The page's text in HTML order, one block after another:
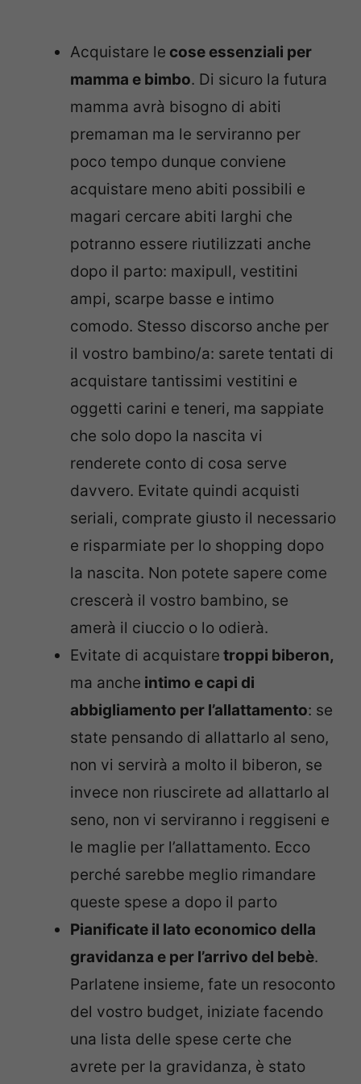
Acquistare le cose essenziali per
mamma e bimbo. Di sicuro la futura
mamma avrà bisogno di abiti
premaman ma le serviranno per
poco tempo dunque conviene
acquistare meno abiti possibili e
magari cercare abiti larghi che
potranno essere riutilizzati anche
dopo il parto: maxipull, vestitini
ampi, scarpe basse e intimo
comodo. Stesso discorso anche per
il vostro bambino/a: sarete tentati di
acquistare tantissimi vestitini e
oggetti carini e teneri, ma sappiate
che solo dopo la nascita vi
renderete conto di cosa serve
davvero. Evitate quindi acquisti
seriali, comprate giusto il necessario
e risparmiate per lo shopping dopo
la nascita. Non potete sapere come
crescerà il vostro bambino, se
amerà il ciuccio o lo odierà.
Evitate di acquistare troppi biberon,
ma anche intimo e capi di
abbigliamento per l’allattamento: se
state pensando di allattarlo al seno,
non vi servirà a molto il biberon, se
invece non riuscirete ad allattarlo al
seno, non vi serviranno i reggiseni e
le maglie per l’allattamento. Ecco
perché sarebbe meglio rimandare
queste spese a dopo il parto
Pianificate il lato economico della
gravidanza e per l’arrivo del bebè.
Parlatene insieme, fate un resoconto
del vostro budget, iniziate facendo
una lista delle spese certe che
avrete per la gravidanza, è stato